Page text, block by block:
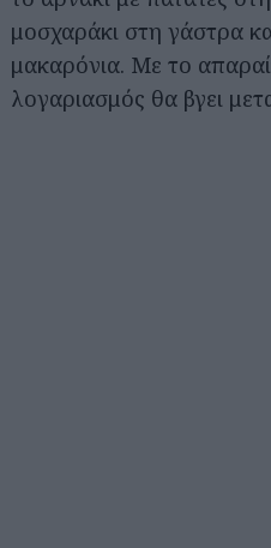
μοσχαράκι στη γάστρα
μακαρόνια. Με το
λογαριασμός θα βγει